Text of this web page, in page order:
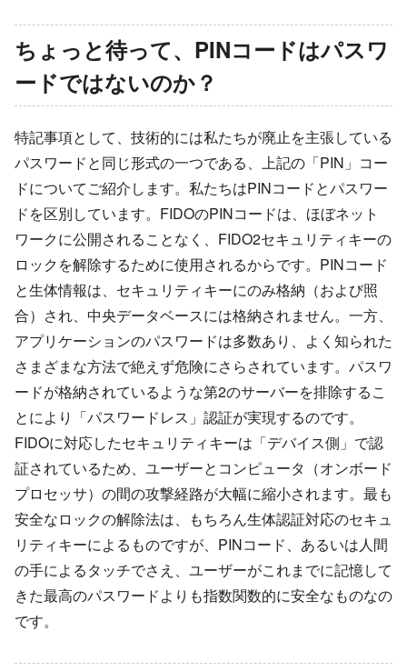
ちょっと待って、PINコードはパスワ
ードではないのか？
特記事項として、技術的には私たちが廃止を主張している
パスワードと同じ形式の一つである、上記の「PIN」コー
ドについてご紹介します。私たちはPINコードとパスワー
ドを区別しています。FIDOのPINコードは、ほぼネット
ワークに公開されることなく、FIDO2セキュリティキーの
ロックを解除するために使用されるからです。PINコード
と生体情報は、セキュリティキーにのみ格納（および照
合）され、中央データベースには格納されません。一方、
アプリケーションのパスワードは多数あり、よく知られた
さまざまな方法で絶えず危険にさらされています。パスワ
ードが格納されているような第2のサーバーを排除するこ
とにより「パスワードレス」認証が実現するのです。
FIDOに対応したセキュリティキーは「デバイス側」で認
証されているため、ユーザーとコンピュータ（オンボード
プロセッサ）の間の攻撃経路が大幅に縮小されます。最も
安全なロックの解除法は、もちろん生体認証対応のセキュ
リティキーによるものですが、PINコード、あるいは人間
の手によるタッチでさえ、ユーザーがこれまでに記憶して
きた最高のパスワードよりも指数関数的に安全なものなの
です。